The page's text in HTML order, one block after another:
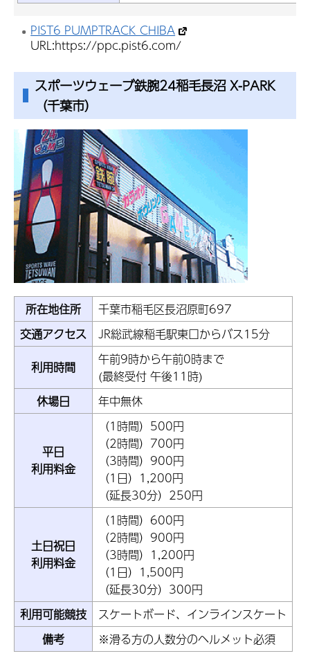
PIST6 PUMPTRACK CHIBA
URL:https://ppc.pist6.com/
スポーツウェーブ鉄腕24稲毛長沼 X-PARK
（千葉市）
所在地住所
千葉市稲毛区長沼原町697
交通アクセス
JR総武線稲毛駅東口からバス15分
利用時間
午前9時から午前0時まで
(最終受付 午後11時)
休場日
年中無休
平日
利用料金
（1時間）500円
（2時間）700円
（3時間）900円
（1日）1,200円
（延長30分）250円
土日祝日
利用料金
（1時間）600円
（2時間）900円
（3時間）1,200円
（1日）1,500円
（延長30分）300円
利用可能競技
スケートボード、インラインスケート
備考
※滑る方の人数分のヘルメット必須